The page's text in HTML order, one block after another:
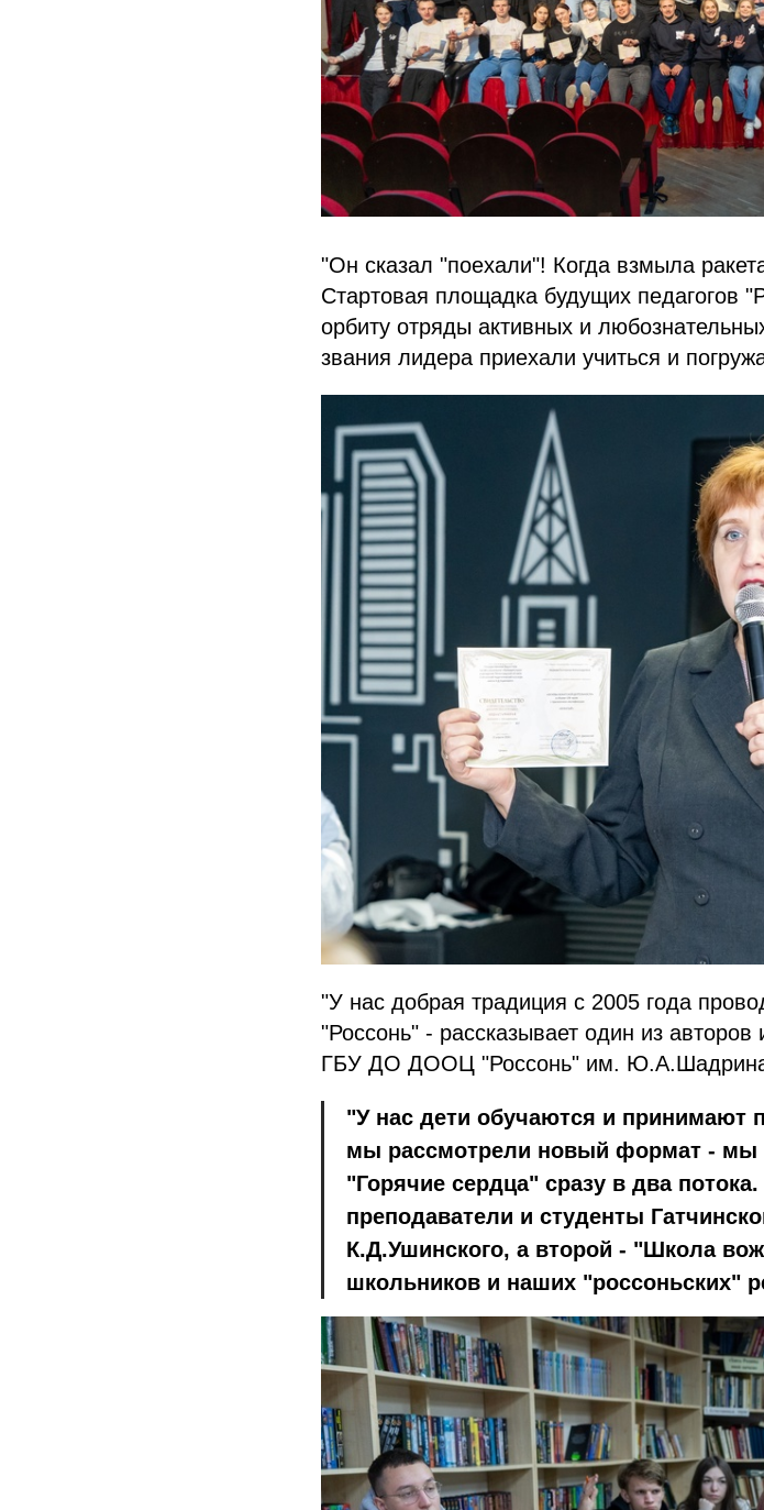
"Он сказал "поехали"! Когда взмыла
Стартовая площадка будущих педагогов
орбиту отряды активных и
звания лидера приехали учиться и
"У нас добрая традиция с 2005 года
"Россонь" - рассказывает один из
ГБУ ДО ДООЦ "Россонь" им.
"У нас дети обучаются и принимают
мы рассмотрели новый формат - мы
"Горячие сердца" сразу в два
преподаватели и студенты
К.Д.Ушинского, а второй - "Школа
школьников и наших "россоньских"